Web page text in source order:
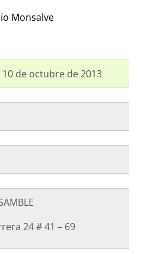
Monsalve
de octubre de 2013
24 # 41 – 69